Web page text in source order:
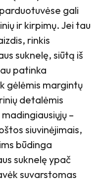
gali
ir kirpimų. Jei tau
rinkis
suknelę, siūtą iš
patinka
gėlėmis margintų
detalėmis
–
siuvinėjimais,
būdinga
suknelę ypač
suvarstomas